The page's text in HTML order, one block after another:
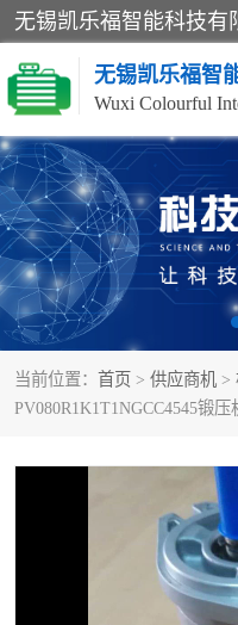
无锡凯乐福智
当前位置： 首页 > 供应商机 >
PV080R1K1T1NGCC4545锻压
齿轮泵
风冷式油冷却器
液压马达
柱塞泵